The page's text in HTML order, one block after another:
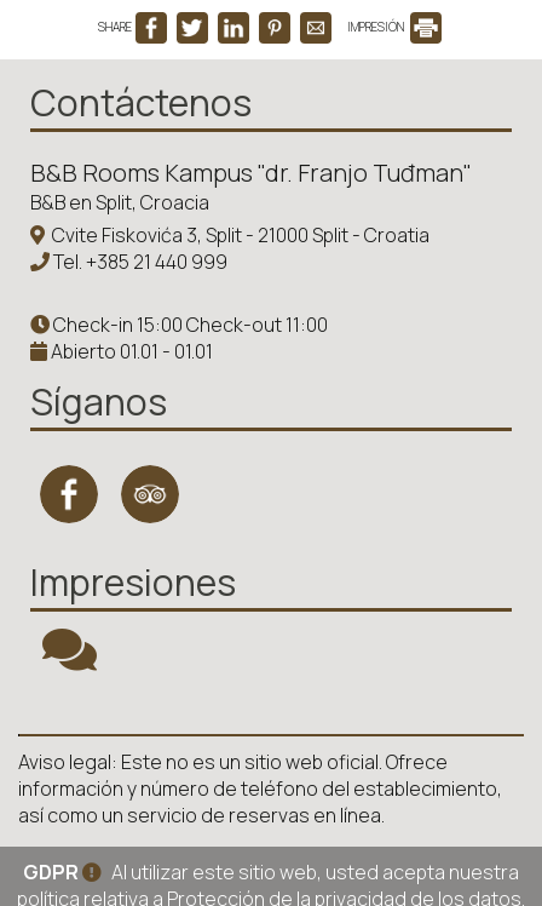
SHARE IMPRESIÓN
Contáctenos
B&B Rooms Kampus "dr. Franjo Tuđman"
B&B en Split, Croacia
Cvite Fiskovića 3, Split - 21000 Split - Croatia
Tel.+385 21 440 999
Check-in 15:00 Check-out 11:00
Abierto 01.01 - 01.01
Síganos
Impresiones
Aviso legal: Este no es un sitio web oficial. Ofrece
información y número de teléfono del establecimiento,
así como un servicio de reservas en línea.
GDPR
Al utilizar este sitio web, usted acepta nuestra
política relativa a Protección de la privacidad de los datos.